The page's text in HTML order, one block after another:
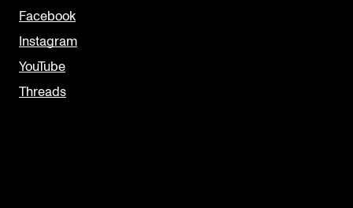
Facebook
Instagram
YouTube
Threads